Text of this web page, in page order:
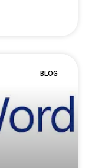
BLOG